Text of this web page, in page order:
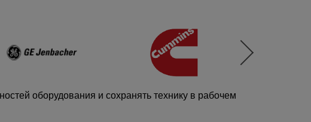
оборудования и сохранять технику в рабочем